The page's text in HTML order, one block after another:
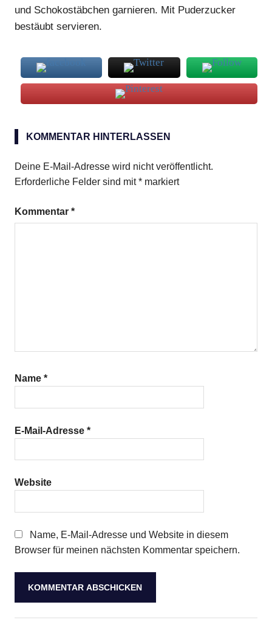
und Schokostäbchen garnieren. Mit Puderzucker
bestäubt servieren.
Muffins
KOMMENTAR HINTERLASSEN
Deine E-Mail-Adresse wird nicht veröffentlicht.
Erforderliche Felder sind mit* markiert
Kommentar *
Name *
E-Mail-Adresse *
Website
Name, E-Mail-Adresse und Website in diesem
Browser für meinen nächsten Kommentar speichern.